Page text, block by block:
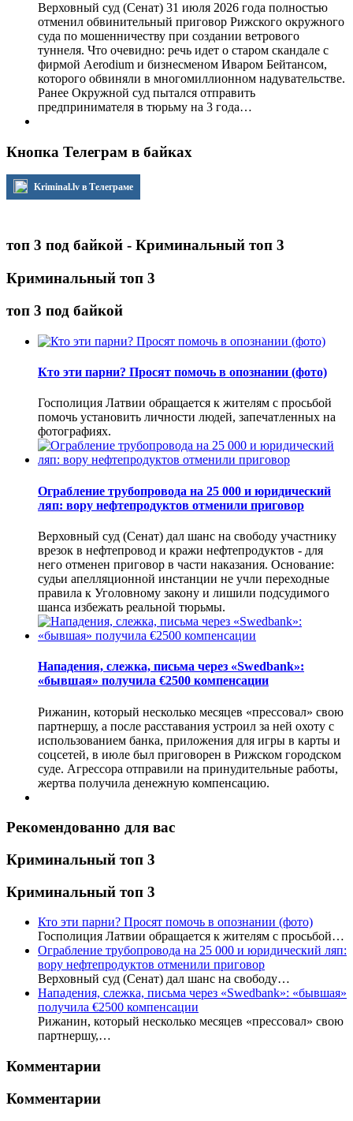
Верховный суд (Сенат) 31 июля 2026 года полностью
отменил обвинительный приговор Рижского окружного
суда по мошенничеству при создании ветрового
туннеля. Что очевидно: речь идет о старом скандале с
фирмой Aerodium и бизнесменом Иваром Бейтансом,
которого обвиняли в многомиллионном надувательстве.
Ранее Окружной суд пытался отправить
предпринимателя в тюрьму на 3 года…
Кнопка Телеграм в байках
Kriminal.lv в Телеграме
топ 3 под байкой - Криминальный топ 3
Криминальный топ 3
топ 3 под байкой
Кто эти парни? Просят помочь в опознании (фото)
Госполиция Латвии обращается к жителям с просьбой
помочь установить личности людей, запечатленных на
фотографиях.
Ограбление трубопровода на 25 000 и юридический
ляп: вору нефтепродуктов отменили приговор
Верховный суд (Сенат) дал шанс на свободу участнику
врезок в нефтепровод и кражи нефтепродуктов - для
него отменен приговор в части наказания. Основание:
судьи апелляционной инстанции не учли переходные
правила к Уголовному закону и лишили подсудимого
шанса избежать реальной тюрьмы.
Нападения, слежка, письма через «Swedbank»:
«бывшая» получила €2500 компенсации
Рижанин, который несколько месяцев «прессовал» свою
партнершу, а после расставания устроил за ней охоту с
использованием банка, приложения для игры в карты и
соцсетей, в июле был приговорен в Рижском городском
суде. Агрессора отправили на принудительные работы,
жертва получила денежную компенсацию.
Рекомендованно для вас
Криминальный топ 3
Криминальный топ 3
Кто эти парни? Просят помочь в опознании (фото)
Госполиция Латвии обращается к жителям с просьбой…
Ограбление трубопровода на 25 000 и юридический ляп:
вору нефтепродуктов отменили приговор
Верховный суд (Сенат) дал шанс на свободу…
Нападения, слежка, письма через «Swedbank»: «бывшая»
получила €2500 компенсации
Рижанин, который несколько месяцев «прессовал» свою
партнершу,…
Комментарии
Комментарии